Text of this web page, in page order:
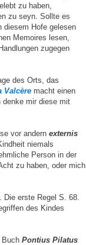
zu haben,
zu seyn. Sollte es
diesem Hofe gelesen
Memoires lesen,
zugegen
des Orts, das
Valcère macht einen
denke mir diese mit
vor andernexternis
niemals
Person in der
zu haben, oder mich
erste Regel S. 68.
des Kindes
BuchPontius Pilatus